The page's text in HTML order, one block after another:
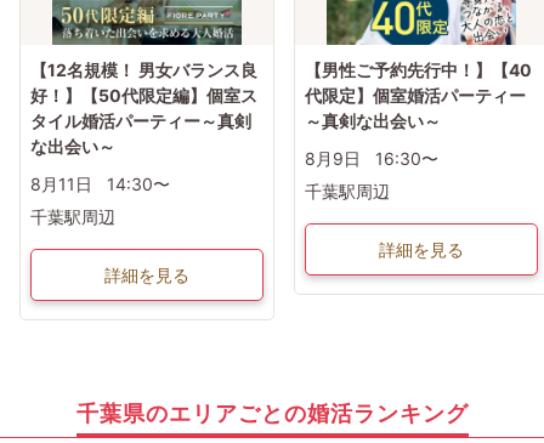
【12名規模！ 男女バランス良
好！】【50代限定編】個室ス
タイル婚活パーティー～真剣
な出会い～
8月11日
14:30〜
千葉駅周辺
詳細を見る
【男性ご予約先行中！】【40
代限定】個室婚活パーティー
～真剣な出会い～
8月9日
16:30〜
千葉駅周辺
詳細を見る
千葉県のエリアごとの婚活ランキング